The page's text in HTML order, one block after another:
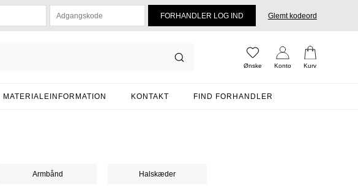
Glemt kodeord
Ønske Konto Kurv
MATERIALEINFORMATION KONTAKT FIND FORHANDLER
Armbånd Halskæder